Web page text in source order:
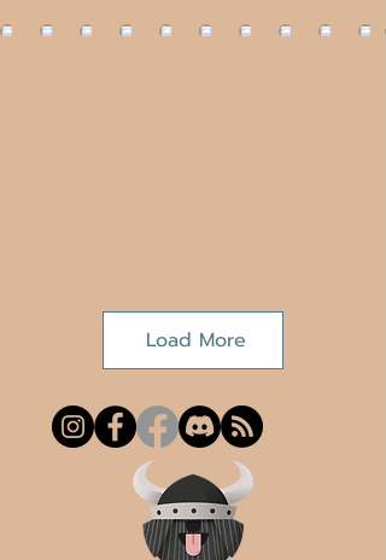
Load More